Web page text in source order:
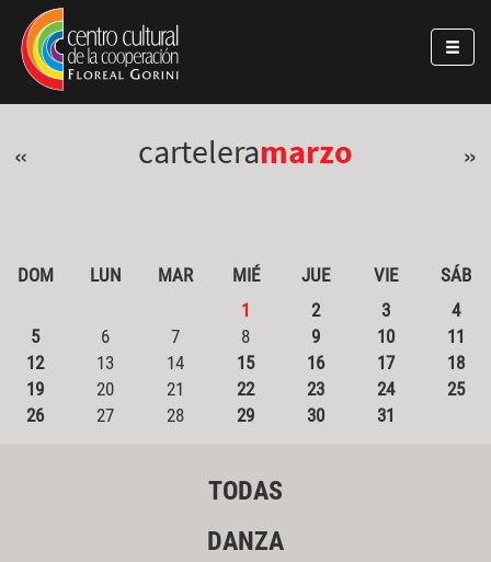
Pasar al contenido principal
Jump to main content
« carteleramarzo »
DOM LUN MAR MIÉ JUE VIE
SÁB
1
2 3
4
5
6 7 8 9 10
11
12
13 14 15 16 17
18
19
20 21 22 23 24
25
26
27 28 29 30 31
TODAS
DANZA